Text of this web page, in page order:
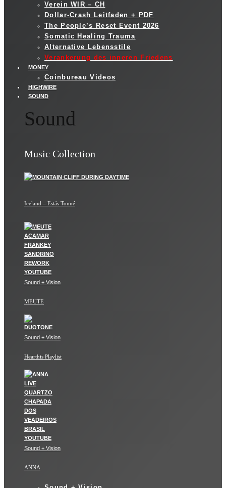
Verein WIR – CH
Dollar-Crash Leitfaden + PDF
The People’s Reset Event 2026
Somatic Healing Trauma
Alternative Lebensstile
Verankerung des inneren Friedens
MONEY
Coinbureau Videos
HIGHWIRE
SOUND
Sound
Music Collection
Iceland – Estás Tonné
Sound + Vision
MEUTE
Sound + Vision
Hearthis Playlist
Sound + Vision
ANNA